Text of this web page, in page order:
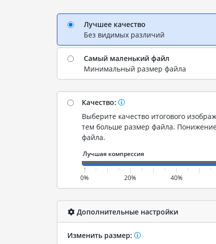
Лучшее качество
Без видимых различий
Самый маленький файл
Минимальный размер файла
Качество:
Выберите качество итогового
тем больше размер файла.
файла.
0% 20% 40%
Дополнительные настройки
Изменить размер: